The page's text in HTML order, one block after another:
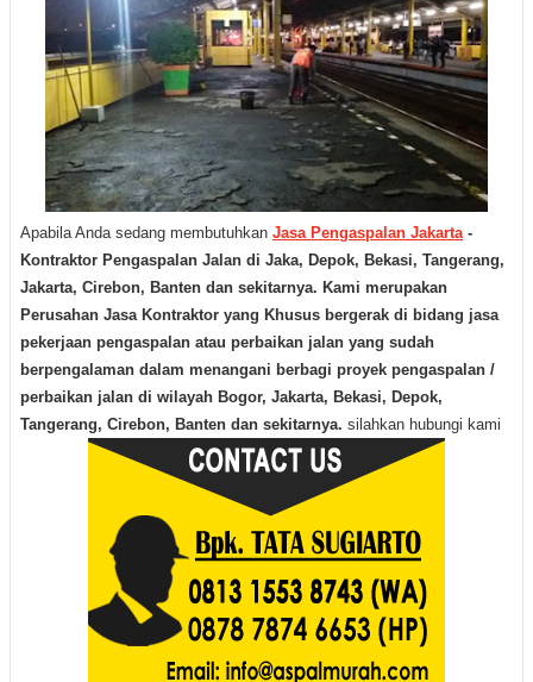
Apabila Anda sedang membutuhkan Jasa Pengaspalan Jakarta -
Kontraktor Pengaspalan Jalan di Jaka, Depok, Bekasi, Tangerang,
Jakarta, Cirebon, Banten dan sekitarnya. Kami merupakan
Perusahan Jasa Kontraktor yang Khusus bergerak di bidang jasa
pekerjaan pengaspalan atau perbaikan jalan yang sudah
berpengalaman dalam menangani berbagi proyek pengaspalan /
perbaikan jalan di wilayah Bogor, Jakarta, Bekasi, Depok,
Tangerang, Cirebon, Banten dan sekitarnya. silahkan hubungi kami